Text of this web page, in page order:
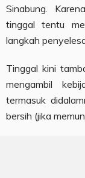
Sinabung.
tinggal tentu
langkah
Tinggal kini
mengambil
termasuk
bersih (jika